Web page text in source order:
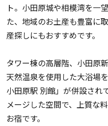
ト。小田原城や相模湾を一
た、地域のお土産も豊富に
産探しにもおすすめです。
タワー棟の高層階、小田原
天然温泉を使用した大浴場
小田原駅 別館」が併設され
メージした空間で、上質な
お宿です。